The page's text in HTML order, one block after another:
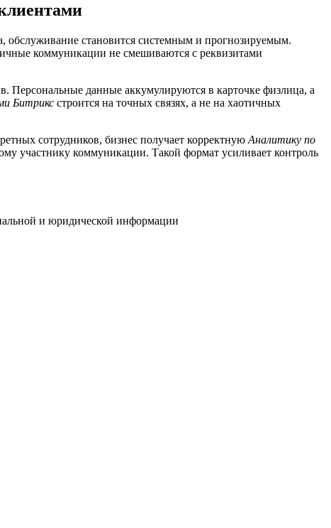
обслуживание становится системным и прогнозируемым.
коммуникации не смешиваются с реквизитами
Персональные данные аккумулируются в карточке физлица, а
Битрикс строится на точных связях, а не на хаотичных
сотрудников, бизнес получает корректную Аналитику по
участнику коммуникации. Такой формат усиливает контроль
и юридической информации